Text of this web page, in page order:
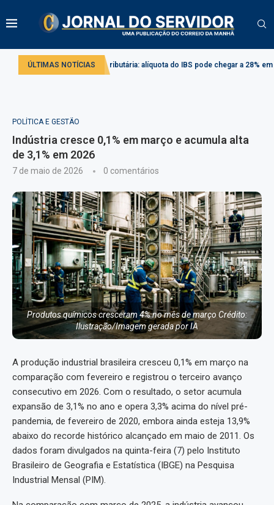
ÚLTIMAS NOTÍCIAS
Reforma tributária: alíquota do IBS pode chegar a 28% em 2033
POLÍTICA E GESTÃO
Indústria cresce 0,1% em março e acumula alta
de 3,1% em 2026
7 de maio de 2026 0 comentários
Produtos químicos cresceram 4% no mês de março Crédito:
Ilustração/Imagem gerada por IA
A produção industrial brasileira cresceu 0,1% em março na
comparação com fevereiro e registrou o terceiro avanço
consecutivo em 2026. Com o resultado, o setor acumula
expansão de 3,1% no ano e opera 3,3% acima do nível pré-
pandemia, de fevereiro de 2020, embora ainda esteja 13,9%
abaixo do recorde histórico alcançado em maio de 2011. Os
dados foram divulgados na quinta-feira (7) pelo Instituto
Brasileiro de Geografia e Estatística (IBGE) na Pesquisa
Industrial Mensal (PIM).